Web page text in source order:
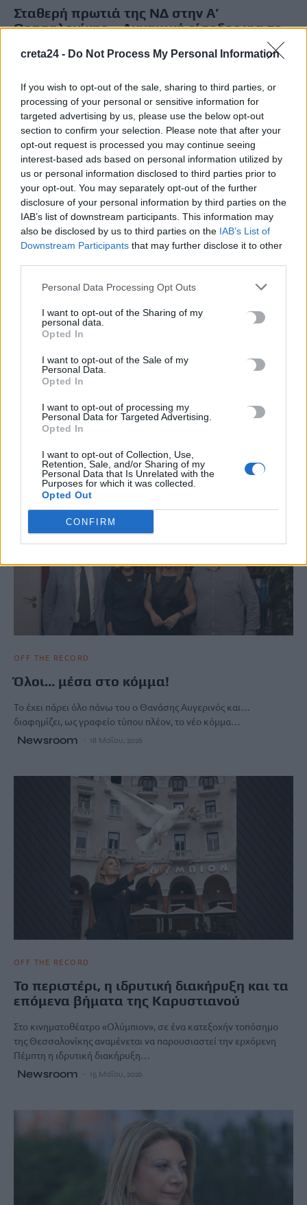
creta24 - Do Not Process My Personal Information
If you wish to opt-out of the sale, sharing to third parties, or
processing of your personal or sensitive information for
targeted advertising by us, please use the below opt-out
section to confirm your selection. Please note that after your
opt-out request is processed you may continue seeing
interest-based ads based on personal information utilized by
us or personal information disclosed to third parties prior to
your opt-out. You may separately opt-out of the further
disclosure of your personal information by third parties on the
IAB’s list of downstream participants. This information may
also be disclosed by us to third parties on the IAB’s List of
Downstream Participants that may further disclose it to other
Personal Data Processing Opt Outs
I want to opt-out of the Sharing of my
personal data.
Opted In
I want to opt-out of the Sale of my
Personal Data.
Opted In
I want to opt-out of processing my
Personal Data for Targeted Advertising.
Opted In
I want to opt-out of Collection, Use,
Retention, Sale, and/or Sharing of my
Personal Data that Is Unrelated with the
Purposes for which it was collected.
Opted Out
CONFIRM
Σταθερή πρωτιά της ΝΔ στην Α’
Θεσσαλονίκης – Δυναμική είσοδος για το
από τον δεύτερο καταγράφει η Νέα Δημοκρατία στη
δημοσκόπηση της «to the…
Newsroom 19 Μαΐου, 2026
OFF THE RECORD
To φρενοκομείο και η εντολή από την
Μόσχα
Με ανάρτησή του στο Χ τοποθετήθηκε ο Νίκος Καραχάλιος για
όσα συνέβησαν την Κυριακή στο Κολωνάκι σχετικά με…
Newsroom
OFF THE RECORD
Όλοι… μέσα στο κόμμα!
Το έχει πάρει όλο πάνω του ο Θανάσης Αυγερινός και…
διαφημίζει, ως γραφείο τύπου πλέον, το νέο κόμμα…
Newsroom 18 Μαΐου, 2026
OFF THE RECORD
Το περιστέρι, η ιδρυτική διακήρυξη και τα
επόμενα βήματα της Καρυστιανού
Στο κινηματοθέατρο «Ολύμπιον», σε ένα κατεξοχήν τοπόσημο
της Θεσσαλονίκης αναμένεται να παρουσιαστεί την ερχόμενη
Πέμπτη η ιδρυτική διακήρυξη…
Newsroom 15 Μαΐου, 2026